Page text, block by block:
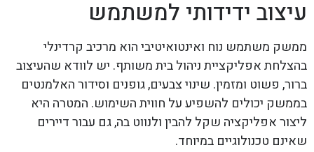
עיצוב ידידותי למשתמש
ממשק משתמש נוח ואינטואיטיבי הוא מרכיב קרדינלי
בהצלחת אפליקציית ניהול בית משותף. יש לוודא שהעיצוב
ברור, פשוט ומזמין. שינוי צבעים, גופנים וסידור האלמנטים
בממשק יכולים להשפיע על חווית השימוש. המטרה היא
ליצור אפליקציה שקל להבין ולנווט בה, גם עבור דיירים
שאינם טכנולוגיים במיוחד.